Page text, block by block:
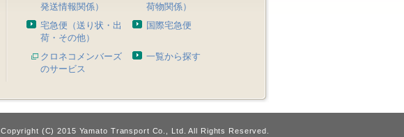
発送情報関係）
荷物関係）
宅急便（送り状・出
荷・その他）
国際宅急便
クロネコメンバーズ
のサービス
一覧から探す
Copyright (C) 2015 Yamato Transport Co., Ltd. All Rights Reserved.